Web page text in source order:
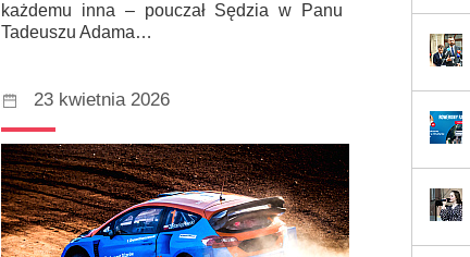
każdemu inna – pouczał Sędzia w Panu
Tadeuszu Adama…
23 kwietnia 2026